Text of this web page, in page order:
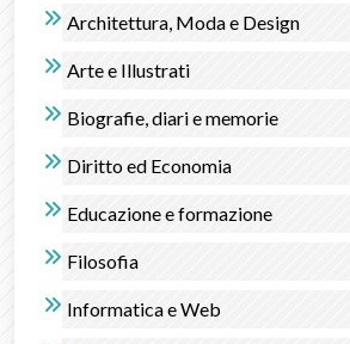
Architettura, Moda e Design
Arte e Illustrati
Biografie, diari e memorie
Diritto ed Economia
Educazione e formazione
Filosofia
Informatica e Web